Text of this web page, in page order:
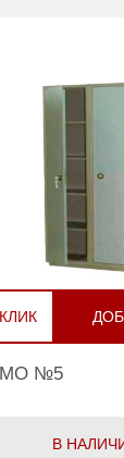
МО №5
В